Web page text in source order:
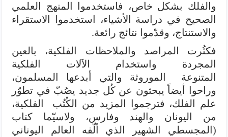
والفلك بشكل خاص، فاستخدموا المنهج العلمي
الصحيح في دراسة الأشياء، استخدموا الاستقراء
والاستنتاج، وقدّموا نتائج رائعة.
فكثُرت المراصد والملاحظات الفلكية، بالعين
المجردة واستخدام الآلات الفلكية
المتنوعة الموروثة والتي أبدعها المسلمون،
وراحوا أيضاً يبحثون عن كُل جديد يصُبّ في تطوّر
علم الفلك، فترجموا المزيد من الكُتُب الفلكية،
من اليونان والهند وفارس، ولاسيّما كتاب
(المجسطي الشهير الذي ألّفه العالم اليوناني